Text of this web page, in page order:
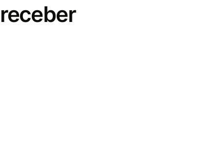
receber